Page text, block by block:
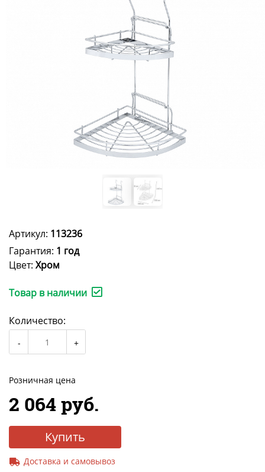
Артикул: 113236
Гарантия: 1 год
Цвет: Хром
Товар в наличии
Количество:
Розничная цена
2 064 руб.
Купить
Доставка и самовывоз